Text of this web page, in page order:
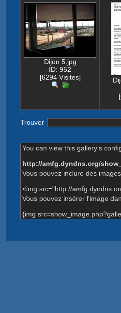
Dijon 5.jpg
ID: 952
[6294 Visites]
Trouver
You can view this gallery's
http://amfg.dyndns.org/
Vous pouvez inclure des
<img src="http://
Vous pouvez insérer l'image
{img